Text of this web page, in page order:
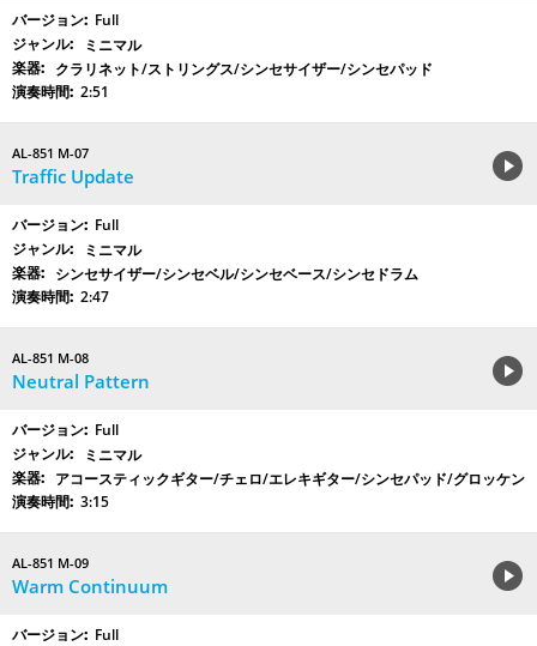
Full
ミニマル
クラリネット/ストリングス/シンセサイザー/シンセパッド
2:51
AL-851 M-07
Traffic Update
Full
ミニマル
シンセサイザー/シンセベル/シンセベース/シンセドラム
2:47
AL-851 M-08
Neutral Pattern
Full
ミニマル
アコースティックギター/チェロ/エレキギター/シンセパッド/グロッケン
3:15
AL-851 M-09
Warm Continuum
Full